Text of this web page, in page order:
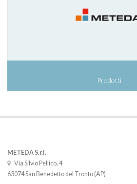
Prodotti
METEDA S.r.l.
Via Silvio Pellico, 4
63074 San Benedetto del Tronto (AP)